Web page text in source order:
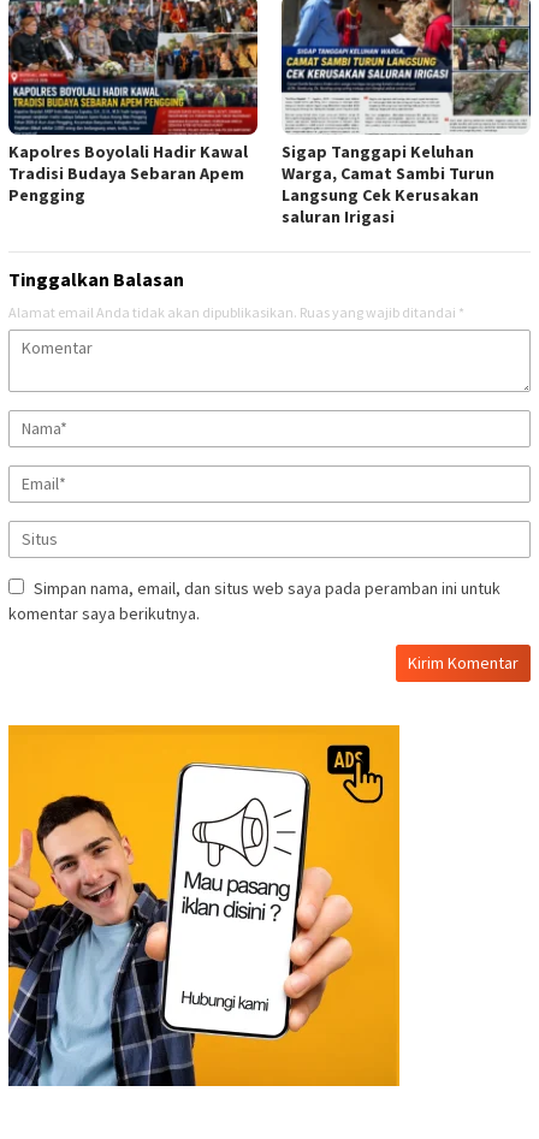
Kapolres Boyolali Hadir Kawal
Tradisi Budaya Sebaran Apem
Pengging
Sigap Tanggapi Keluhan
Warga, Camat Sambi Turun
Langsung Cek Kerusakan
saluran Irigasi
Tinggalkan Balasan
Alamat email Anda tidak akan dipublikasikan. Ruas yang wajib ditandai *
Simpan nama, email, dan situs web saya pada peramban ini untuk
komentar saya berikutnya.